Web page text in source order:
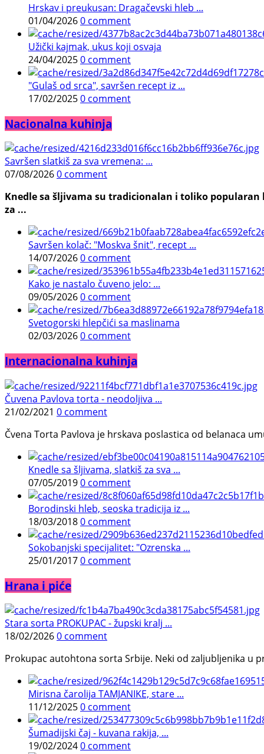
Hrskav i preukusan: Dragačevski hleb ...
01/04/20260 comment
Užički kajmak, ukus koji osvaja
24/04/20250 comment
"Gulaš od srca", savršen recept iz ...
17/02/20250 comment
Nacionalna kuhinja
Savršen slatkiš za sva vremena: ...
07/08/20260 comment
Knedle sa šljivama su tradicionalan i toliko popularan
za ...
Savršen kolač: "Moskva šnit", recept ...
14/07/20260 comment
Kako je nastalo čuveno jelo: ...
09/05/20260 comment
Svetogorski hlepčići sa maslinama
02/03/20260 comment
Internacionalna kuhinja
Čuvena Pavlova torta - neodoljiva ...
21/02/2021 0 comment
Čvena Torta Pavlova je hrskava poslastica od belanaca
Knedle sa šljivama, slatkiš za sva ...
07/05/20190 comment
Borodinski hleb, seoska tradicija iz ...
18/03/20180 comment
Sokobanjski specijalitet: "Ozrenska ...
25/01/20170 comment
Hrana i piće
Stara sorta PROKUPAC - župski kralj ...
18/02/20260 comment
Prokupac autohtona sorta Srbije. Neki od zaljubljenika u
Mirisna čarolija TAMJANIKE, stare ...
11/12/20250 comment
Šumadijski čaj - kuvana rakija, ...
19/02/20240 comment